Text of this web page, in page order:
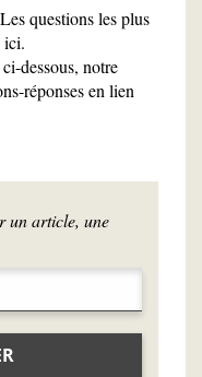
questions les plus
ici.
dessous, notre
réponses en lien
un article, une